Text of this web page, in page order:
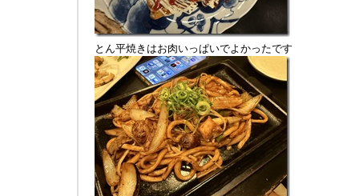
とん平焼きはお肉いっぱいでよかったです